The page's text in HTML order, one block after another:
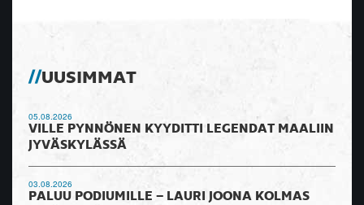
UUSIMMAT
05.08.2026
VILLE PYNNÖNEN KYYDITTI LEGENDAT MAALIIN
JYVÄSKYLÄSSÄ
03.08.2026
PALUU PODIUMILLE – LAURI JOONA KOLMAS